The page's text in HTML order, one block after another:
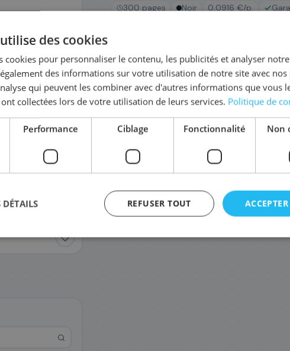
300 pages Noir 0,0916 €/p.
Expédié le jour même —
commandez avant 14h
Coût par impression :0,0916 €
Complétez la sériePG-585 XL
65,88 €
des cookies
cookies pour personnaliser le contenu, les publicités et analyser
des informations sur votre utilisation de notre site avec nos
qui peuvent les combiner avec d'autres informations que vous
collectées lors de votre utilisation de leurs services. Politique de
Performance Ciblage Fonctionnalité Non
REFUSER TOUT
DÉTAILS